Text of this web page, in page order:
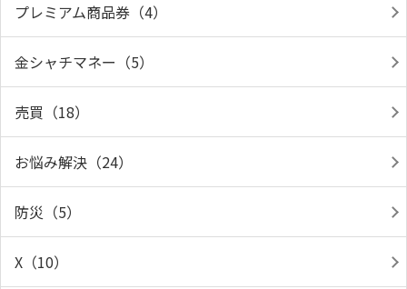
プレミアム商品券（4）
金シャチマネー（5）
売買（18）
お悩み解決（24）
防災（5）
X（10）